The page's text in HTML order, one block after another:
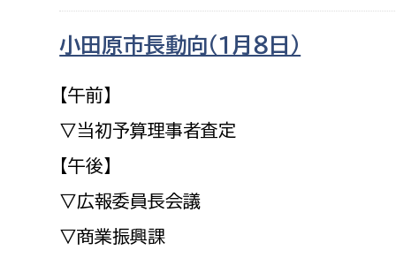
小田原市長動向（１月８日）
【午前】
▽当初予算理事者査定
【午後】
▽広報委員長会議
▽商業振興課